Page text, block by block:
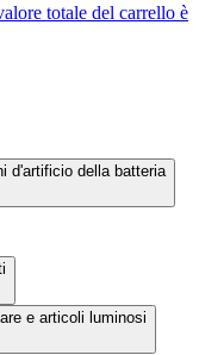
totale del carrello è
d'artificio della batteria
e articoli luminosi